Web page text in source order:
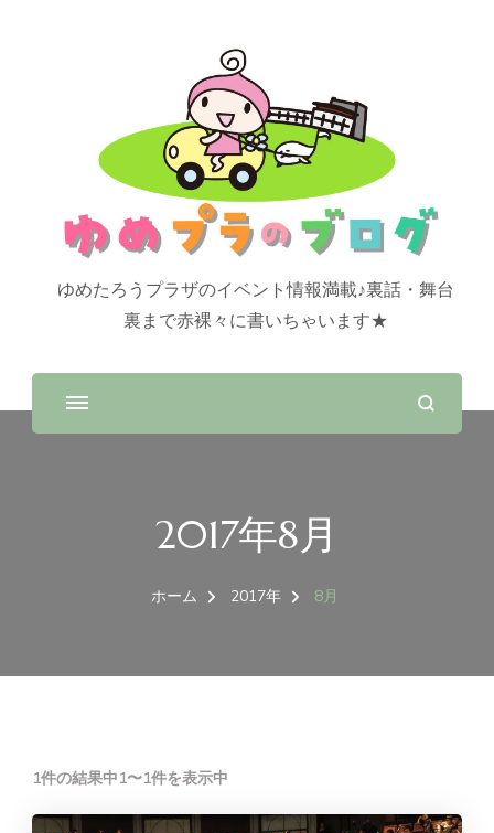
ゆめたろうプラザのイベント情報満載♪裏話・舞台
裏まで赤裸々に書いちゃいます★
2017年8月
ホーム 2017年 8月
1件の結果中1〜1件を表示中